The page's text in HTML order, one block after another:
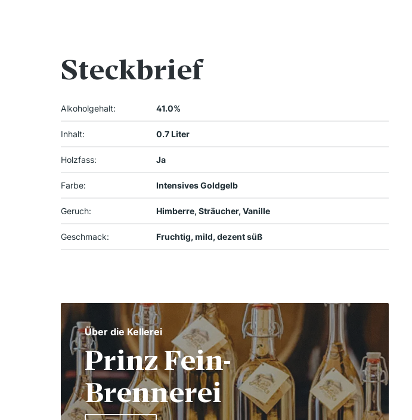
Steckbrief
Alkoholgehalt: 41.0%
Inhalt: 0.7 Liter
Holzfass: Ja
Farbe: Intensives Goldgelb
Geruch: Himberre, Sträucher, Vanille
Geschmack: Fruchtig, mild, dezent süß
Über die Kellerei
Prinz Fein-
Brennerei